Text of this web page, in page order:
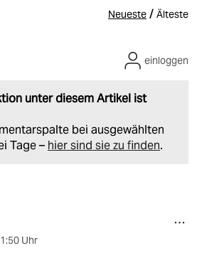
Neueste / Älteste
unter diesem Artikel ist
bei ausgewählten
Tage – hier sind sie zu finden.
einloggen
Uhr